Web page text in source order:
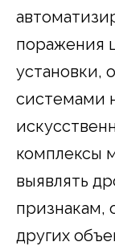
поражения
установки,
системами
комплексы
выявлять
признакам,
других